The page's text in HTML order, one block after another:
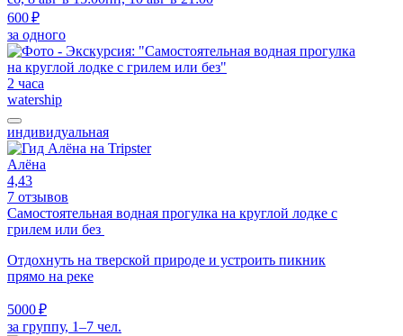
600 ₽
за одного
2 часа
watership
индивидуальная
Алёна
4,43
7 отзывов
Самостоятельная водная прогулка на круглой лодке с
грилем или без
Отдохнуть на тверской природе и устроить пикник
прямо на реке
5000 ₽
за группу, 1–7 чел.